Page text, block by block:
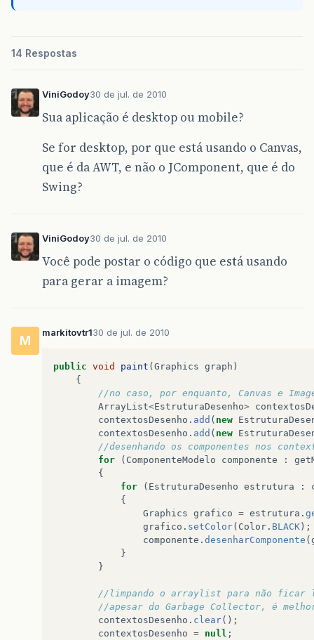
14 Respostas
ViniGodoy30 de jul. de 2010
Sua aplicação é desktop ou mobile?
Se for desktop, por que está usando o Canvas,
que é da AWT, e não o JComponent, que é do
Swing?
ViniGodoy30 de jul. de 2010
Você pode postar o código que está usando
para gerar a imagem?
M
markitovtr130 de jul. de 2010
public void paint ( Graphics graph )
{
//no caso, por enquanto, Canvas e
ArrayList<EstruturaDesenho>
contextosDesenho . add ( new
contextosDesenho . add ( new
//desenhando os componentes nos
for
( ComponenteModelo componente :
{
for
( EstruturaDesenho estrutura :
{
Graphics grafico = estrutura .
grafico . setColor( Color . BLACK );
componente . desenharComponente (
}
}
//limpando o arraylist para não ficar
//apesar do Garbage Collector, é
contextosDesenho . clear();
contextosDesenho = null ;